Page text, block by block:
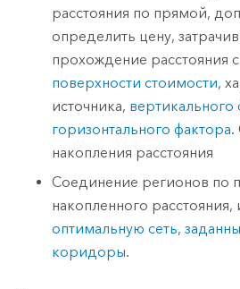
расстояния по прямой,
определить цену,
прохождение расстояния
поверхности стоимости,
источника, вертикального
горизонтального фактора.
накопления расстояния
Соединение регионов по
накопленного расстояния,
оптимальную сеть,
коридоры.